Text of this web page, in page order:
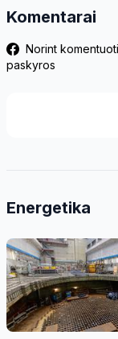
Komentarai
Norint
paskyros
Energetika